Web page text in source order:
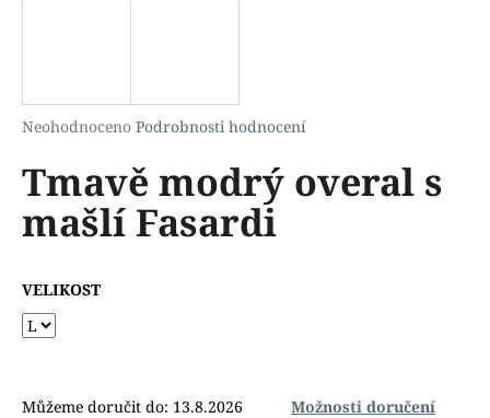
Průměrné
produktu
je
z
Neohodnoceno Podrobnosti hodnocení
Tmavě modrý overal s
mašlí Fasardi
VELIKOST
Můžeme doručit do: 13.8.2026 Možnosti doručení
o
p
r
u
č
e
m
e